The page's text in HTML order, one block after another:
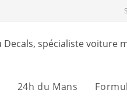
Decals, spécialiste voiture
24h du Mans